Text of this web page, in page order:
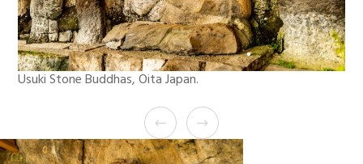
Usuki Stone Buddhas, Oita Japan.